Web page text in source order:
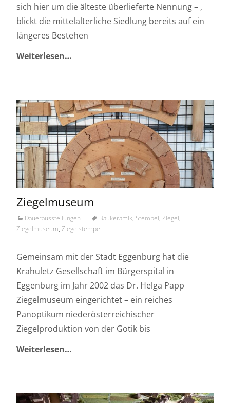
sich hier um die älteste überlieferte Nennung – ,
blickt die mittelalterliche Siedlung bereits auf ein
längeres Bestehen
Weiterlesen…
Ziegelmuseum
Dauerausstellungen Baukeramik, Stempel, Ziegel,
Ziegelmuseum, Ziegelstempel
Gemeinsam mit der Stadt Eggenburg hat die
Krahuletz Gesellschaft im Bürgerspital in
Eggenburg im Jahr 2002 das Dr. Helga Papp
Ziegelmuseum eingerichtet – ein reiches
Panoptikum niederösterreichischer
Ziegelproduktion von der Gotik bis
Weiterlesen…